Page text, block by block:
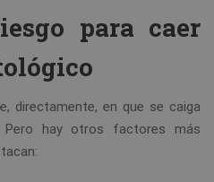
para caer
directamente, en que se caiga
hay otros factores más